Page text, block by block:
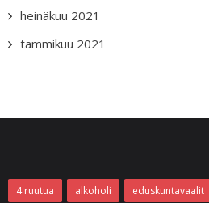
heinäkuu 2021
tammikuu 2021
4 ruutua alkoholi eduskuntavaalit